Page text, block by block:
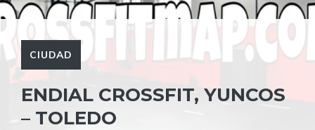
CIUDAD
ENDIAL CROSSFIT, YUNCOS
– TOLEDO